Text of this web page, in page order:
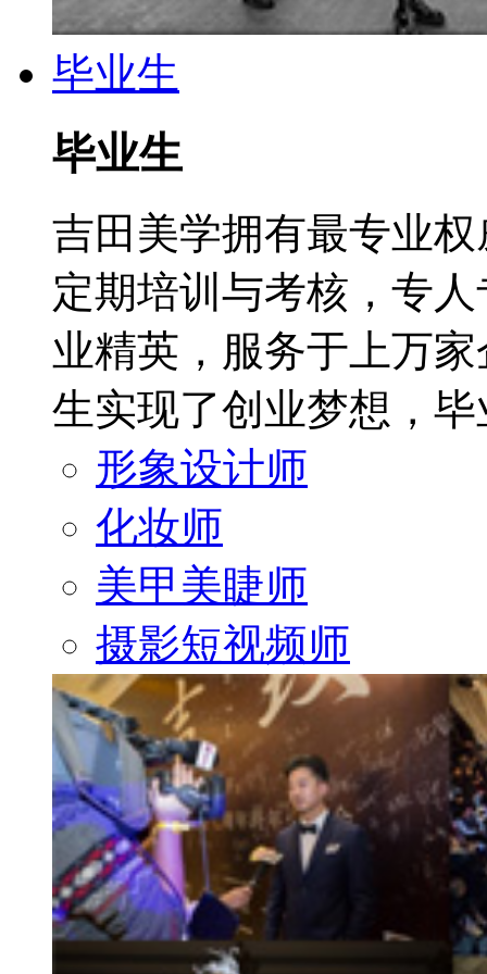
毕业生
毕业生
吉田美学拥有最专业
定期培训与考核，专
业精英，服务于上万
生实现了创业梦想，
形象设计师
化妆师
美甲美睫师
摄影短视频师